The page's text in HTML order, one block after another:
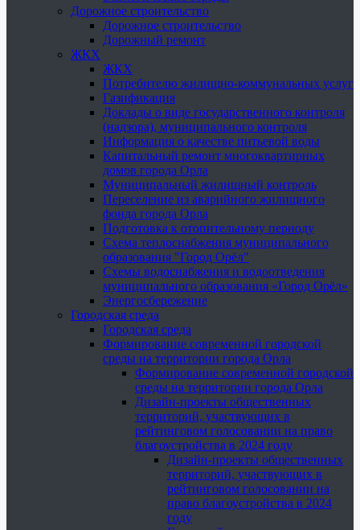
Дорожное строительство
Дорожное строительство
Дорожный ремонт
ЖКХ
ЖКХ
Потребителю жилищно-коммунальных услуг
Газификация
Доклады о виде государственного контроля
(надзора), муниципального контроля
Информация о качестве питьевой воды
Капитальный ремонт многоквартирных
домов города Орла
Муниципальный жилищный контроль
Переселение из аварийного жилищного
фонда города Орла
Подготовка к отопительному периоду
Схема теплоснабжения муниципального
образования "Город Орёл"
Схемы водоснабжения и водоотведения
муниципального образования «Город Орёл»
Энергосбережение
Городская среда
Городская среда
Формирование современной городской
среды на территории города Орла
Формирование современной городской
среды на территории города Орла
Дизайн-проекты общественных
территорий, участвующих в
рейтинговом голосовании на право
благоустройства в 2024 году
Дизайн-проекты общественных
территорий, участвующих в
рейтинговом голосовании на
право благоустройства в 2024
году